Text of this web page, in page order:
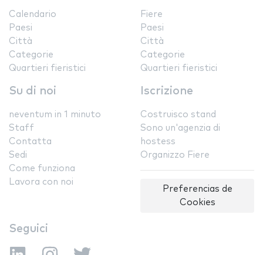
Calendario
Paesi
Città
Categorie
Quartieri fieristici
Fiere
Paesi
Città
Categorie
Quartieri fieristici
Su di noi
neventum in 1 minuto
Staff
Contatta
Sedi
Come funziona
Lavora con noi
Iscrizione
Costruisco stand
Sono un'agenzia di
hostess
Organizzo Fiere
Preferencias de
Cookies
Seguici